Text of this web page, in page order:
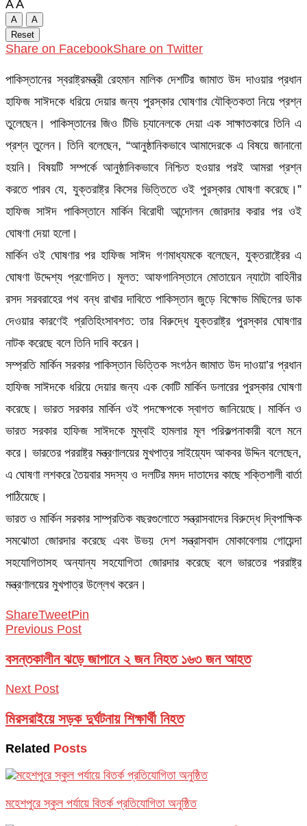
A A
A
A
Reset
Share on FacebookShare on Twitter
পাকিস্তানের স্বরাষ্ট্রমন্ত্রী রেহমান মালিক দেশটির জামাত উদ দাওয়ার প্রধান
হাফিজ সাঈদকে ধরিয়ে দেয়ার জন্য পুরস্কার ঘোষণার যৌক্তিকতা নিয়ে প্রশ্ন
তুলেছেন। পাকিস্তানের জিও টিভি চ্যানেলকে দেয়া এক সাক্ষাতকারে তিনি এ
প্রশ্ন তুলেন। তিনি বলেছেন, “আনুষ্ঠানিকভাবে আমাদেরকে এ বিষয়ে জানানো
হয়নি। বিষয়টি সম্পর্কে আনুষ্ঠানিকভাবে নিশ্চিত হওয়ার পরই আমরা প্রশ্ন
করতে পারব যে, যুক্তরাষ্ট্র কিসের ভিত্তিতে ওই পুরস্কার ঘোষণা করেছে।”
হাফিজ সাঈদ পাকিস্তানে মার্কিন বিরোধী আন্দোলন জোরদার করার পর ওই
ঘোষণা দেয়া হলো।
মার্কিন ওই ঘোষণার পর হাফিজ সাঈদ গণমাধ্যমকে বলেছেন, যুক্তরাষ্ট্রের এ
ঘোষণা উদ্দেশ্য প্রণোদিত। মূলত: আফগানিস্তানে মোতায়েন ন্যাটো বাহিনীর
রসদ সরবরাহের পথ বন্ধ রাখার দাবিতে পাকিস্তান জুড়ে বিক্ষোভ মিছিলের ডাক
দেওয়ার কারণেই প্রতিহিংসাবশত: তার বিরুদ্ধে যুক্তরাষ্ট্র পুরস্কার ঘোষণার
নাটক করেছে বলে তিনি দাবি করেন।
সম্প্রতি মার্কিন সরকার পাকিস্তান ভিত্তিক সংগঠন জামাত উদ দাওয়া’র প্রধান
হাফিজ সাঈদকে ধরিয়ে দেয়ার জন্য এক কোটি মার্কিন ডলারের পুরস্কার ঘোষণা
করেছে। ভারত সরকার মার্কিন ওই পদক্ষেপকে স্বাগত জানিয়েছে। মার্কিন ও
ভারত সরকার হাফিজ সাঈদকে মুম্বাই হামলার মূল পরিকল্পনাকারী বলে মনে
করে। ভারতের পররাষ্ট্র মন্ত্রণালয়ের মুখপাত্র সাইয়্যেদ আকবর উদ্দিন বলেছেন,
এ ঘোষণা লশকরে তৈয়বার সদস্য ও দলটির মদদ দাতাদের কাছে শক্তিশালী বার্তা
পাঠিয়েছে।
ভারত ও মার্কিন সরকার সাম্প্রতিক বছরগুলোতে সন্ত্রাসবাদের বিরুদ্ধে দ্বিপাক্ষিক
সমঝোতা জোরদার করেছে এবং উভয় দেশ সন্ত্রাসবাদ মোকাবেলায় গোয়েন্দা
সহযোগিতাসহ অন্যান্য সহযোগিতা জোরদার করেছে বলে ভারতের পররাষ্ট্র
মন্ত্রণালয়ের মুখপাত্র উল্লেখ করেন।
ShareTweetPin
Previous Post
বসন্তকালীন ঝড়ে জাপানে ২ জন নিহত ১৬৩ জন আহত
Next Post
মিরসরাইয়ে সড়ক দুর্ঘটনায় শিক্ষার্থী নিহত
Related Posts
মহেশপুরে স্কুল পর্যায়ে বিতর্ক প্রতিযোগিতা অনুষ্ঠিত